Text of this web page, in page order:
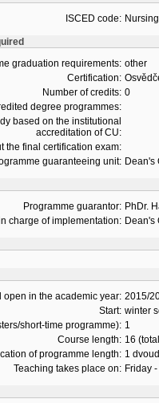
ISCED code:
graduation requirements: other
Certification:
Number of credits: 0
degree programmes:
based on the institutional
accreditation of CU:
the final certification exam:
guaranteeing unit: Dean's
Programme guarantor: PhDr.
charge of implementation: Dean's
open in the academic year: 2015/
Start: winter
short-time programme): 1
Course length: 16
of programme length: 1
Teaching takes place on: Friday